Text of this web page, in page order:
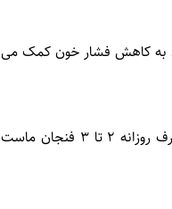
به کاهش فشار خون کمک می
میزان مصرف ماست گوسفندی به نیازهای فردی و شرایط سلامتی افراد بستگی دارد. به طور کلی، مصرف روزانه 2 تا 3 فنجان ماست